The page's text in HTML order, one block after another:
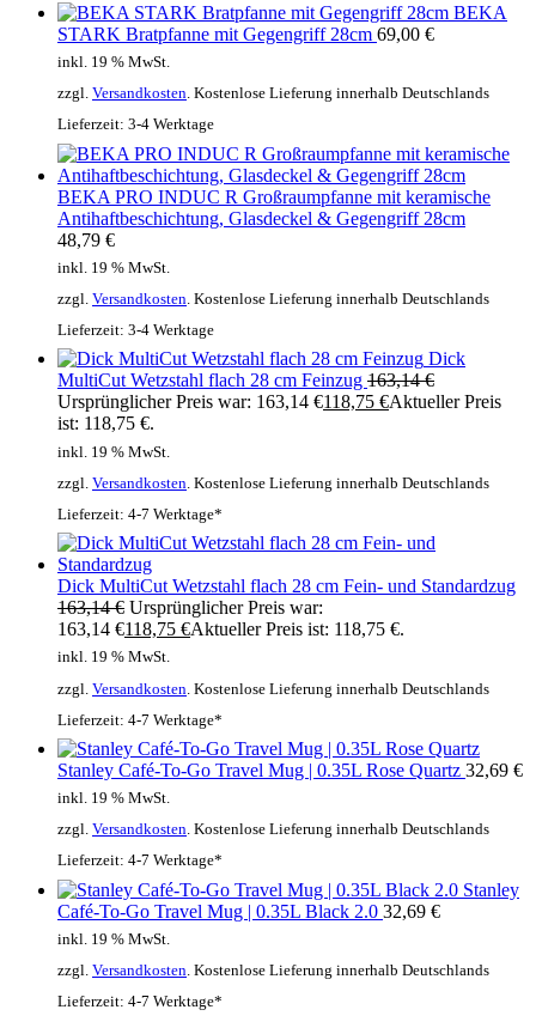
BEKA
STARK Bratpfanne mit Gegengriff 28cm 69,00 €
inkl. 19 % MwSt.
zzgl. Versandkosten. Kostenlose Lieferung innerhalb Deutschlands
Lieferzeit: 3-4 Werktage
BEKA PRO INDUC R Großraumpfanne mit keramische
Antihaftbeschichtung, Glasdeckel & Gegengriff 28cm
48,79 €
inkl. 19 % MwSt.
zzgl. Versandkosten. Kostenlose Lieferung innerhalb Deutschlands
Lieferzeit: 3-4 Werktage
Dick
MultiCut Wetzstahl flach 28 cm Feinzug 163,14€
Ursprünglicher Preis war: 163,14 €118,75 €Aktueller Preis
ist: 118,75 €.
inkl. 19 % MwSt.
zzgl. Versandkosten . Kostenlose Lieferung innerhalb Deutschlands
Lieferzeit: 4-7 Werktage*
Dick MultiCut Wetzstahl flach 28 cm Fein- und Standardzug
163,14€ Ursprünglicher Preis war:
163,14 €118,75 €Aktueller Preis ist: 118,75 €.
inkl. 19 % MwSt.
zzgl. Versandkosten . Kostenlose Lieferung innerhalb Deutschlands
Lieferzeit: 4-7 Werktage*
Stanley Café-To-Go Travel Mug | 0.35L Rose Quartz 32,69 €
inkl. 19 % MwSt.
zzgl. Versandkosten. Kostenlose Lieferung innerhalb Deutschlands
Lieferzeit: 4-7 Werktage*
Stanley
Café-To-Go Travel Mug | 0.35L Black 2.0 32,69 €
inkl. 19 % MwSt.
zzgl. Versandkosten. Kostenlose Lieferung innerhalb Deutschlands
Lieferzeit: 4-7 Werktage*